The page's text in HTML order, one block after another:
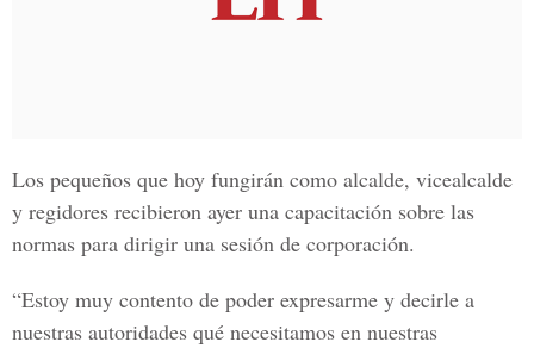
Los pequeños que hoy fungirán como alcalde, vicealcalde
y regidores recibieron ayer una capacitación sobre las
normas para dirigir una sesión de corporación.
“Estoy muy contento de poder expresarme y decirle a
nuestras autoridades qué necesitamos en nuestras